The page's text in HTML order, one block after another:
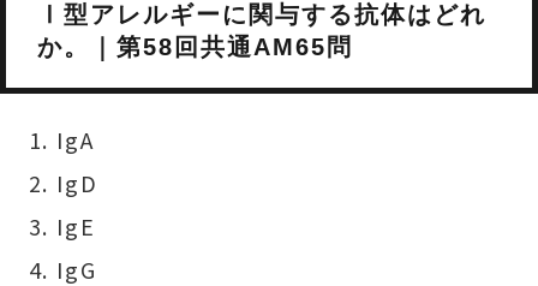
Ⅰ型アレルギーに関与する抗体はどれ
か。｜第58回共通AM65問
IgA
IgD
IgE
IgG